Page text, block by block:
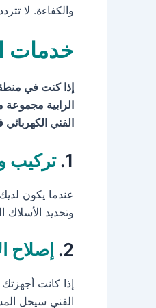
والكفاءة. لا
خدمات
إذا كنت في
الرابية مجموعة
الفني الكهربائي
1. تركيب
عندما يكون
وتحديد
2. إصلاح
إذا كانت
الفني سيحل